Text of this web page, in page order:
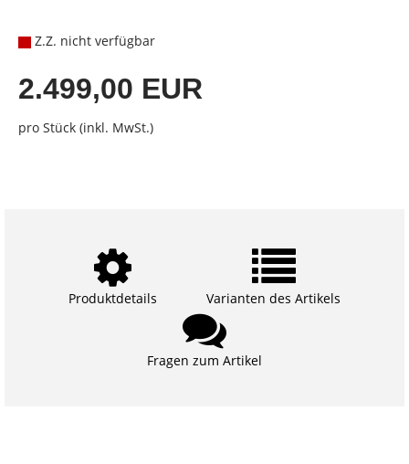
Z.Z. nicht verfügbar
2.499,00 EUR
pro Stück (inkl. MwSt.)
Produktdetails Varianten des Artikels
Fragen zum Artikel